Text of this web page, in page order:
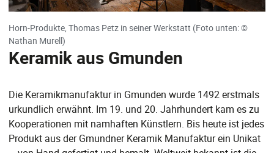
Horn-Produkte, Thomas Petz in seiner Werkstatt (Foto unten: ©
Nathan Murell)
Keramik aus Gmunden
Die Keramikmanufaktur in Gmunden wurde 1492 erstmals
urkundlich erwähnt. Im 19. und 20. Jahrhundert kam es zu
Kooperationen mit namhaften Künstlern. Bis heute ist jedes
Produkt aus der Gmundner Keramik Manufaktur ein Unikat